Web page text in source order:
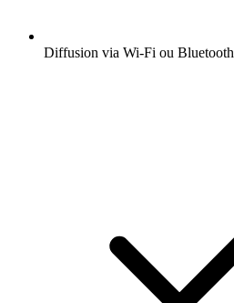
Diffusion via Wi-Fi ou Bluetooth